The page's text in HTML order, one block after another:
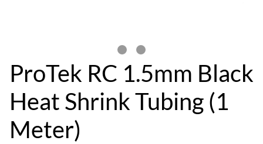
ProTek RC 1.5mm Black
Heat Shrink Tubing (1
Meter)